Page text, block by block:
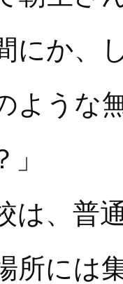
にか、
ような
は、普
所には